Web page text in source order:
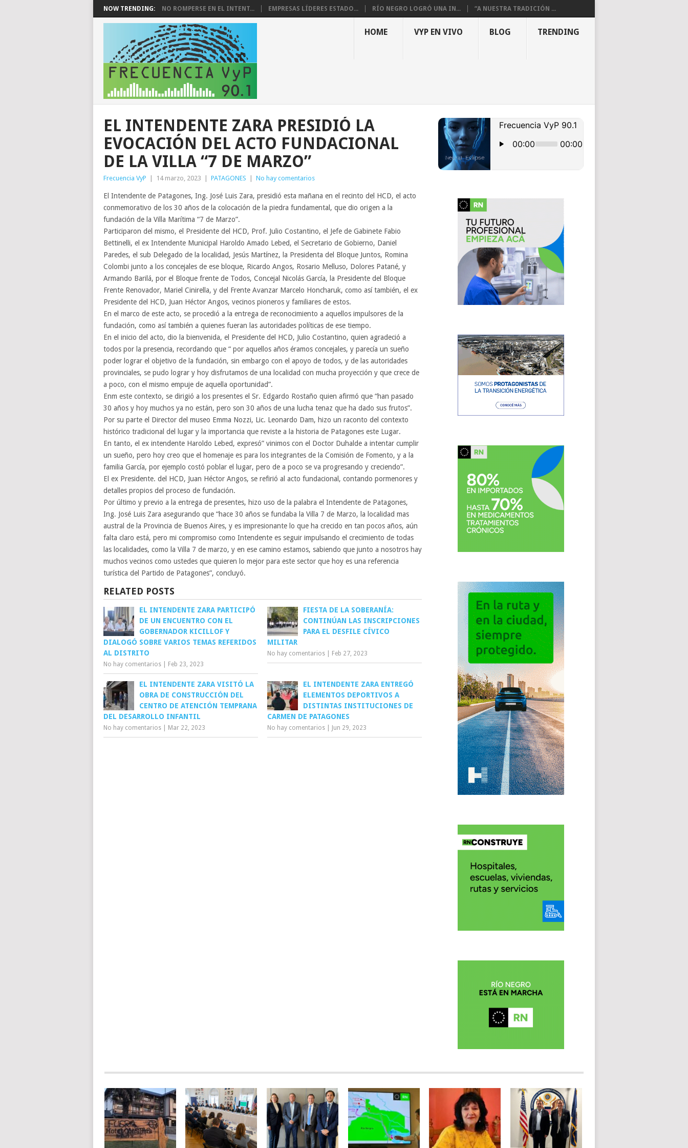
NOW TRENDING: NO ROMPERSE EN EL INTENT... EMPRESAS LÍDERES ESTADO... RÍO NEGRO LOGRÓ UNA IN... “A NUESTRA TRADICIÓN ...
HOME VYP EN VIVO BLOG TRENDING
EL INTENDENTE ZARA PRESIDIÓ LA
EVOCACIÓN DEL ACTO FUNDACIONAL
DE LA VILLA “7 DE MARZO”
Frecuencia VyP 14 marzo, 2023 PATAGONES No hay comentarios
El Intendente de Patagones, Ing. José Luis Zara, presidió esta mañana en el recinto del HCD, el acto
conmemorativo de los 30 años de la colocación de la piedra fundamental, que dio origen a la
fundación de la Villa Marítima “7 de Marzo”.
Participaron del mismo, el Presidente del HCD, Prof. Julio Costantino, el Jefe de Gabinete Fabio
Bettinelli, el ex Intendente Municipal Haroldo Amado Lebed, el Secretario de Gobierno, Daniel
Paredes, el sub Delegado de la localidad, Jesús Martínez, la Presidenta del Bloque Juntos, Romina
Colombi junto a los concejales de ese bloque, Ricardo Angos, Rosario Melluso, Dolores Patané, y
Armando Barilá, por el Bloque frente de Todos, Concejal Nicolás García, la Presidente del Bloque
Frente Renovador, Mariel Cinirella, y del Frente Avanzar Marcelo Honcharuk, como así también, el ex
Presidente del HCD, Juan Héctor Angos, vecinos pioneros y familiares de estos.
En el marco de este acto, se procedió a la entrega de reconocimiento a aquellos impulsores de la
fundación, como así también a quienes fueran las autoridades políticas de ese tiempo.
En el inicio del acto, dio la bienvenida, el Presidente del HCD, Julio Costantino, quien agradeció a
todos por la presencia, recordando que “ por aquellos años éramos concejales, y parecía un sueño
poder lograr el objetivo de la fundación, sin embargo con el apoyo de todos, y de las autoridades
provinciales, se pudo lograr y hoy disfrutamos de una localidad con mucha proyección y que crece de
a poco, con el mismo empuje de aquella oportunidad”.
Enm este contexto, se dirigió a los presentes el Sr. Edgardo Rostaño quien afirmó que “han pasado
30 años y hoy muchos ya no están, pero son 30 años de una lucha tenaz que ha dado sus frutos”.
Por su parte el Director del museo Emma Nozzi, Lic. Leonardo Dam, hizo un raconto del contexto
histórico tradicional del lugar y la importancia que reviste a la historia de Patagones este Lugar.
En tanto, el ex intendente Haroldo Lebed, expresó” vinimos con el Doctor Duhalde a intentar cumplir
un sueño, pero hoy creo que el homenaje es para los integrantes de la Comisión de Fomento, y a la
familia García, por ejemplo costó poblar el lugar, pero de a poco se va progresando y creciendo”.
El ex Presidente. del HCD, Juan Héctor Angos, se refirió al acto fundacional, contando pormenores y
detalles propios del proceso de fundación.
Por último y previo a la entrega de presentes, hizo uso de la palabra el Intendente de Patagones,
Ing. José Luis Zara asegurando que “hace 30 años se fundaba la Villa 7 de Marzo, la localidad mas
austral de la Provincia de Buenos Aires, y es impresionante lo que ha crecido en tan pocos años, aún
falta claro está, pero mi compromiso como Intendente es seguir impulsando el crecimiento de todas
las localidades, como la Villa 7 de marzo, y en ese camino estamos, sabiendo que junto a nosotros hay
muchos vecinos como ustedes que quieren lo mejor para este sector que hoy es una referencia
turística del Partido de Patagones”, concluyó.
RELATED POSTS
EL INTENDENTE ZARA PARTICIPÓ
DE UN ENCUENTRO CON EL
GOBERNADOR KICILLOF Y
DIALOGÓ SOBRE VARIOS TEMAS REFERIDOS
AL DISTRITO
No hay comentarios Feb 23, 2023
FIESTA DE LA SOBERANÍA:
CONTINÚAN LAS INSCRIPCIONES
PARA EL DESFILE CÍVICO
MILITAR
No hay comentarios Feb 27, 2023
EL INTENDENTE ZARA VISITÓ LA
OBRA DE CONSTRUCCIÓN DEL
CENTRO DE ATENCIÓN TEMPRANA
DEL DESARROLLO INFANTIL
No hay comentarios Mar 22, 2023
EL INTENDENTE ZARA ENTREGÓ
ELEMENTOS DEPORTIVOS A
DISTINTAS INSTITUCIONES DE
CARMEN DE PATAGONES
No hay comentarios Jun 29, 2023